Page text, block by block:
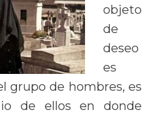
objeto
de
deseo
es
grupo de hombres, es
de ellos en donde